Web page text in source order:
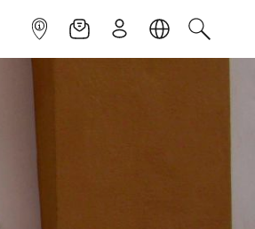
INFOPOINTNEWSLETTER
ISCRIVITILINGUACERCA